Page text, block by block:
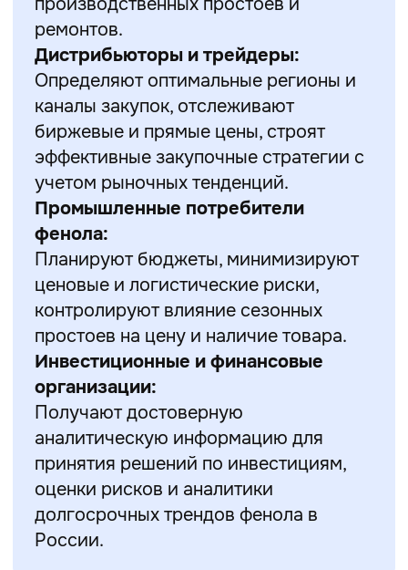
ремонтов.
Дистрибьюторы и трейдеры:
Определяют оптимальные регионы и
каналы закупок, отслеживают
биржевые и прямые цены, строят
эффективные закупочные стратегии с
учетом рыночных тенденций.
Промышленные потребители
фенола:
Планируют бюджеты, минимизируют
ценовые и логистические риски,
контролируют влияние сезонных
простоев на цену и наличие товара.
Инвестиционные и финансовые
организации:
Получают достоверную
аналитическую информацию для
принятия решений по инвестициям,
оценки рисков и аналитики
долгосрочных трендов фенола в
России.